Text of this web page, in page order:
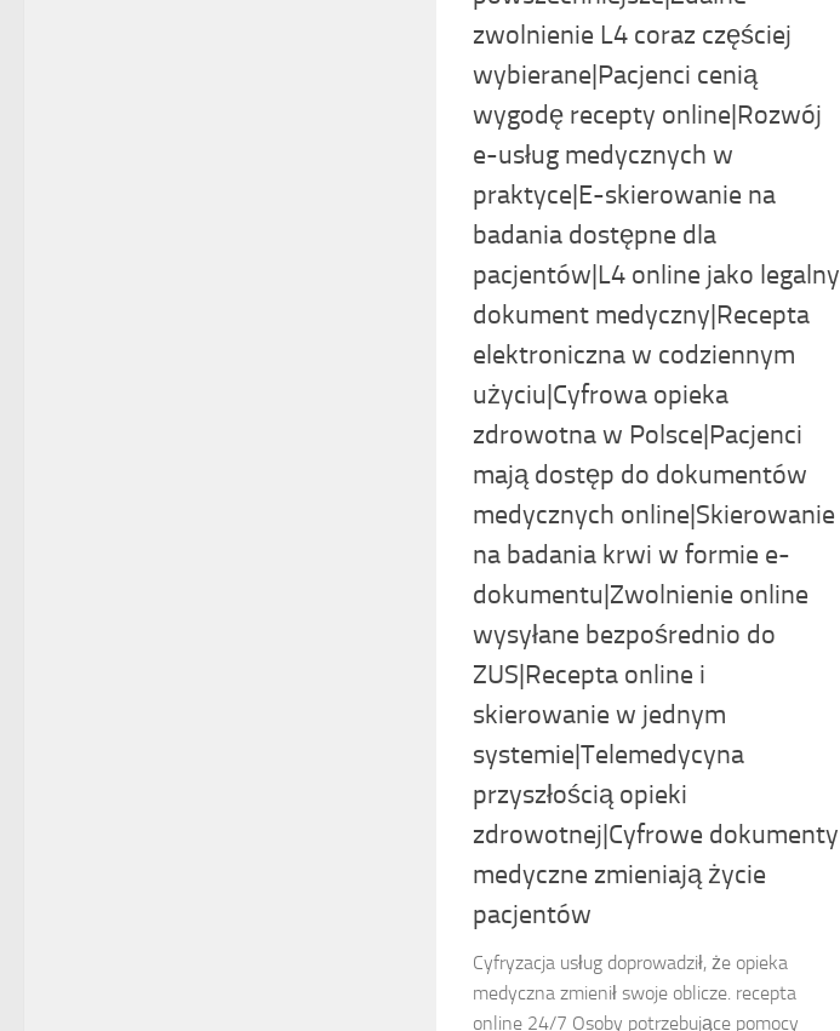
zwolnienie L4 coraz częściej
wybierane|Pacjenci cenią
wygodę recepty online|Rozwój
e-usług medycznych w
praktyce|E-skierowanie na
badania dostępne dla
pacjentów|L4 online jako legalny
dokument medyczny|Recepta
elektroniczna w codziennym
użyciu|Cyfrowa opieka
zdrowotna w Polsce|Pacjenci
mają dostęp do dokumentów
medycznych online|Skierowanie
na badania krwi w formie e-
dokumentu|Zwolnienie online
wysyłane bezpośrednio do
ZUS|Recepta online i
skierowanie w jednym
systemie|Telemedycyna
przyszłością opieki
zdrowotnej|Cyfrowe dokumenty
medyczne zmieniają życie
pacjentów
Cyfryzacja usług doprowadził, że opieka
medyczna zmienił swoje oblicze. recepta
online 24/7 Osoby potrzebujące pomocy